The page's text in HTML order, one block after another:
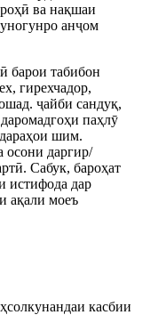
ва нақшаи
анҷом
барои табибон
гирехчадор,
ҷайби сандуқ,
паҳлӯ
шим.
осони даргир/
Сабук, бароҳат
истифода дар
ақали моеъ
касбии